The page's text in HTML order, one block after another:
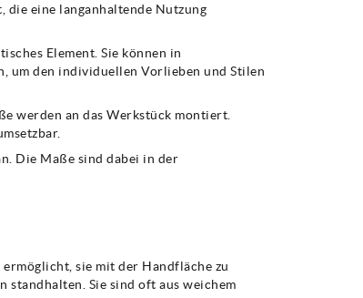
eine langanhaltende Nutzung
Element. Sie können in
um den individuellen Vorlieben und Stilen
werden an das Werkstück montiert.
Die Maße sind dabei in der
sie mit der Handfläche zu
standhalten. Sie sind oft aus weichem